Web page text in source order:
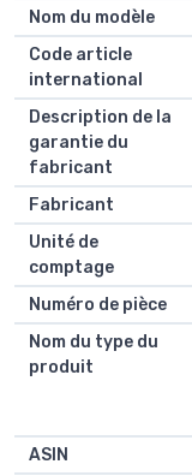
Nom du modèle
Code article
international
Description de la
garantie du
fabricant
Fabricant
Unité de
comptage
Numéro de pièce
Nom du type du
produit
ASIN